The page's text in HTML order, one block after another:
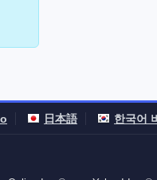
日本語 한국어